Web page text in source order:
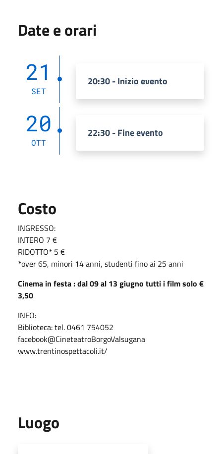
Date e orari
21
SET
20:30 - Inizio evento
20
OTT
22:30 - Fine evento
Costo
INGRESSO:
INTERO 7 €
RIDOTTO* 5 €
*over 65, minori 14 anni, studenti fino ai 25 anni
Cinema in festa :dal 09 al 13 giugno tutti i film solo €
3,50
INFO:
Biblioteca: tel. 0461 754052
facebook@CineteatroBorgoValsugana
www.trentinospettacoli.it/
Luogo